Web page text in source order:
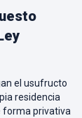
el usufructo
residencia
forma privativa